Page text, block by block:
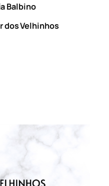
Balbino
dos Velhinhos